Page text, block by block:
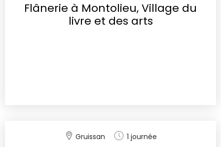
Flânerie à Montolieu, Village du
livre et des arts
Gruissan 1 journée